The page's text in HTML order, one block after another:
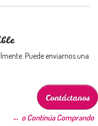
Puede enviarnos una
Contáctanos
← o Continúa Comprando